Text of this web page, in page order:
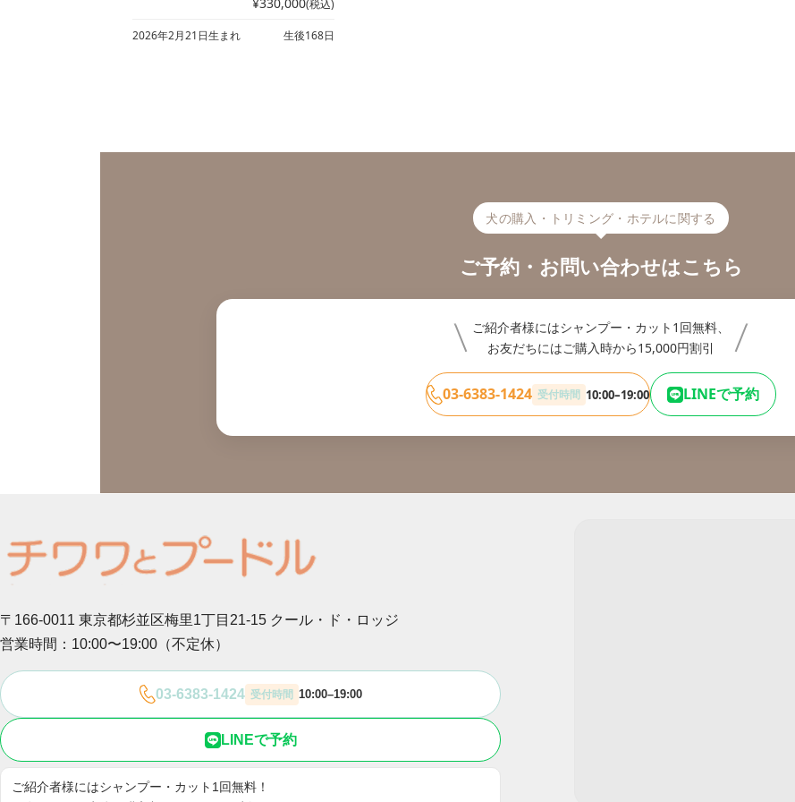
(税込)
2026年2月21日生まれ 生後168日
犬の購入・トリミング・ホテルに関する
ご予約・お問い合わせはこちら
ご紹介者様にはシャンプー・カット1回無料、
お友だちにはご購入時から15,000円割引
03-6383-1424 受付時間 10:00–19:00 LINEで予約
〒166-0011 東京都杉並区梅里1丁目21-15 クール・ド・ロッジ
営業時間：10:00〜19:00（不定休）
03-6383-1424 受付時間 10:00–19:00
LINEで予約
ご紹介者様にはシャンプー・カット1回無料！